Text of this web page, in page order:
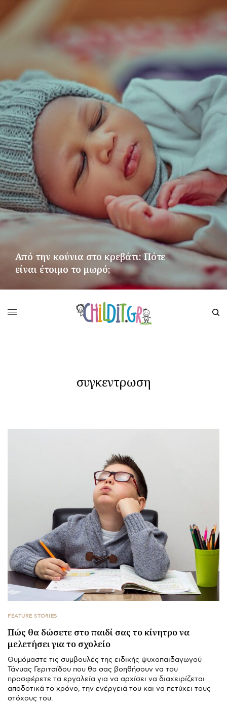
Από την κούνια στο κρεβάτι: Πότε
είναι έτοιμο το μωρό;
συγκεντρωση
FEATURE STORIES
Πώς θα δώσετε στο παιδί σας το κίνητρο να
μελετήσει για το σχολείο
Θυμόμαστε τις συμβουλές της ειδικής ψυχοπαιδαγωγού
Τάνυας Γεριτσίδου που θα σας βοηθήσουν να του
προσφέρετε τα εργαλεία για να αρχίσει να διαχειρίζεται
αποδοτικά το χρόνο, την ενέργειά του και να πετύχει τους
στόχους του.